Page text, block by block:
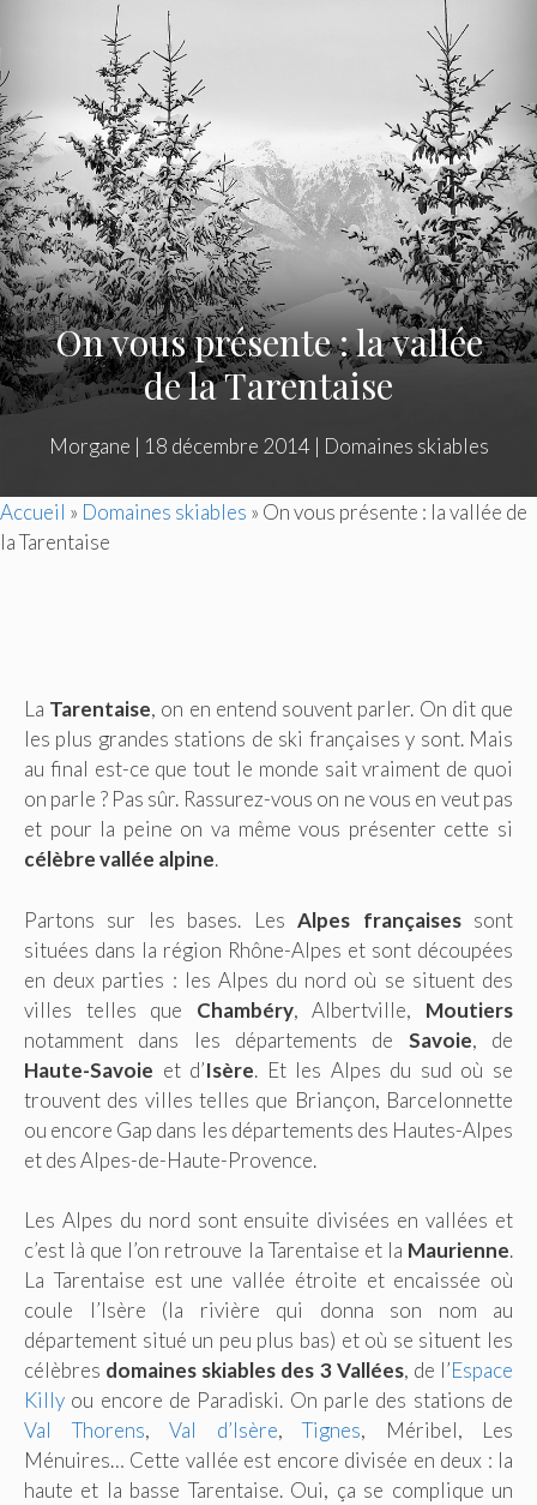
On vous présente : la vallée
de la Tarentaise
Morgane | 18 décembre 2014 | Domaines skiables
Accueil » Domaines skiables » On vous présente : la vallée de
la Tarentaise
La Tarentaise, on en entend souvent parler. On dit que
les plus grandes stations de ski françaises y sont. Mais
au final est-ce que tout le monde sait vraiment de quoi
on parle ? Pas sûr. Rassurez-vous on ne vous en veut pas
et pour la peine on va même vous présenter cette si
célèbre vallée alpine.
Partons sur les bases. LesAlpes françaisessont
situées dans la région Rhône-Alpes et sont découpées
en deux parties : les Alpes du nord où se situent des
villes telles que Chambéry, Albertville, Moutiers
notamment dans les départements de Savoie, de
Haute-Savoie et d’Isère. Et les Alpes du sud où se
trouvent des villes telles que Briançon, Barcelonnette
ou encore Gap dans les départements des Hautes-Alpes
et des Alpes-de-Haute-Provence.
Les Alpes du nord sont ensuite divisées en vallées et
c’est là que l’on retrouve la Tarentaise et la Maurienne.
La Tarentaise est une vallée étroite et encaissée où
coule l’Isère (la rivière qui donna son nom au
département situé un peu plus bas) et où se situent les
célèbres domaines skiables des 3 Vallées, de l’Espace
Killy ou encore de Paradiski. On parle des stations de
Val Thorens, Val d’Isère,Tignes, Méribel, Les
Ménuires… Cette vallée est encore divisée en deux : la
haute et la basse Tarentaise. Oui, ça se complique un